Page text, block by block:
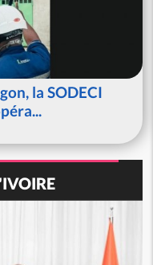
la SODECI